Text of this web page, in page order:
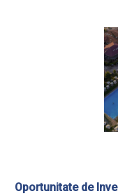
Oportunitate de